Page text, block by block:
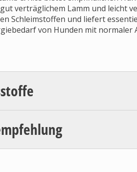
verträglichem Lamm und leicht
Schleimstoffen und liefert
von Hunden mit normaler